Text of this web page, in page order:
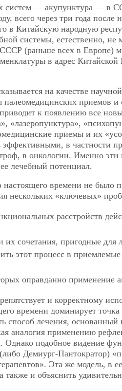
систем — акупунктура — в
всего через три года после
в Китайскую народную
системы, естественно, не
(раньше всех в Европе)
в адрес
на качестве
приемов и
к появлению все
«лазеропунктура»,
приемы и их
в частности
в онкологии. Именно
лечебный потенциал.
времени не было
нескольких «ключевых»
расстройств
сочетания, пригодные для
этот процесс в
оправданно применение
и корректному
времени доминирует точка
способ лечения,
аналогия применению
Однако подобное видение
Демиург-Пантократор)
Эта же модель, в
и объяснить